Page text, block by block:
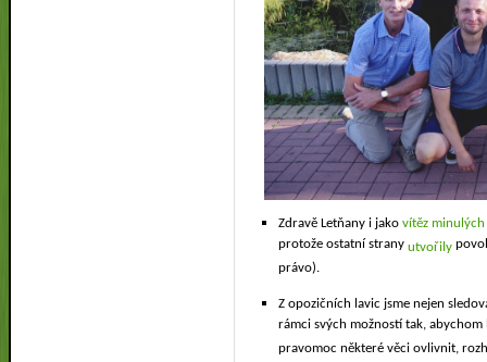
Zdravě Letňany i jako vítěz
protože ostatní stranyutvořily
právo).
Z opozičních lavic jsme nejen
rámci svých možností tak,
pravomoc některé věci ovlivnit,